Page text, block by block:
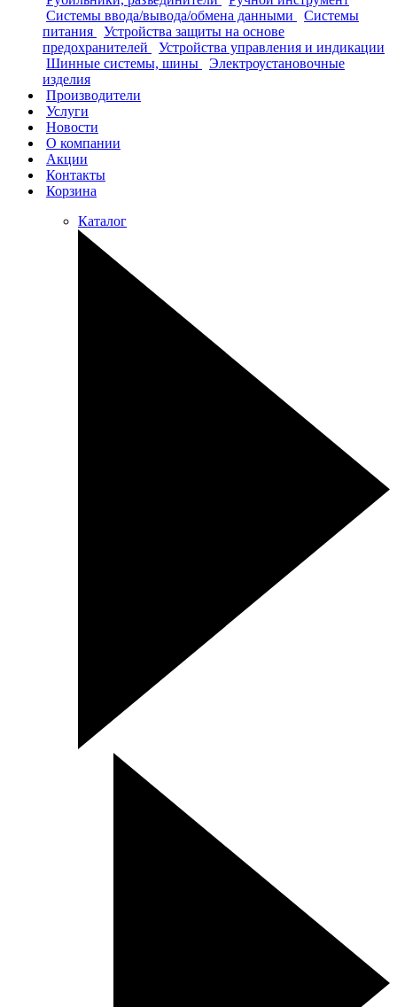
Системы ввода/вывода/обмена данными
Системы
питания
Устройства защиты на основе
предохранителей
Устройства управления и индикации
Шинные системы, шины
Электроустановочные
изделия
Производители
Услуги
Новости
О компании
Акции
Контакты
Корзина
Каталог